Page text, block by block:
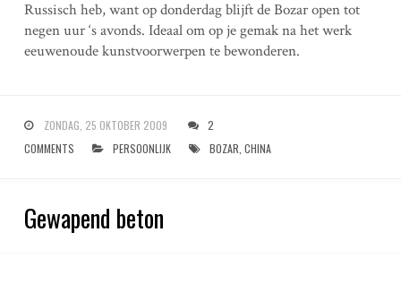
Russisch heb, want op donderdag blijft de Bozar open tot
negen uur ‘s avonds. Ideaal om op je gemak na het werk
eeuwenoude kunstvoorwerpen te bewonderen.
ZONDAG, 25 OKTOBER 2009
2
COMMENTS
PERSOONLIJK BOZAR CHINA
Gewapend beton